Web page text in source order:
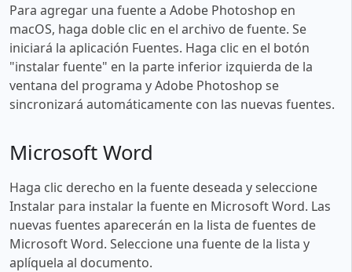
Para agregar una fuente a Adobe Photoshop en
macOS, haga doble clic en el archivo de fuente. Se
iniciará la aplicación Fuentes. Haga clic en el botón
"instalar fuente" en la parte inferior izquierda de la
ventana del programa y Adobe Photoshop se
sincronizará automáticamente con las nuevas fuentes.
Microsoft Word
Haga clic derecho en la fuente deseada y seleccione
Instalar para instalar la fuente en Microsoft Word. Las
nuevas fuentes aparecerán en la lista de fuentes de
Microsoft Word. Seleccione una fuente de la lista y
aplíquela al documento.